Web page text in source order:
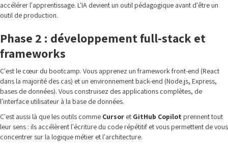
accélérer l'apprentissage. L'IA devient un outil pédagogique avant d'être un
outil de production.
Phase 2 : développement full-stack et
frameworks
C'est le cœur du bootcamp. Vous apprenez un framework front-end (React
dans la majorité des cas) et un environnement back-end (Node.js, Express,
bases de données). Vous construisez des applications complètes, de
l'interface utilisateur à la base de données.
C'est aussi là que les outils comme Cursor et GitHub Copilot prennent tout
leur sens : ils accélèrent l'écriture du code répétitif et vous permettent de vous
concentrer sur la logique métier et l'architecture.